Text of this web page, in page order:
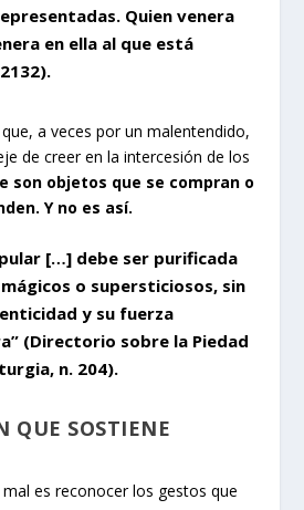
Quien venera
en ella al que está
2132).
a veces por un malentendido,
de creer en la intercesión de los
son objetos que se compran o
Y no es así.
[…] debe ser purificada
o supersticiosos, sin
y su fuerza
(Directorio sobre la Piedad
n. 204).
QUE SOSTIENE
es reconocer los gestos que